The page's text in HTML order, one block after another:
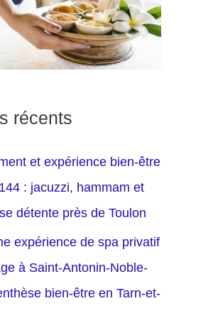
récents
et expérience bien-être
: jacuzzi, hammam et
détente près de Toulon
expérience de spa privatif
à Saint-Antonin-Noble-
bien-être en Tarn-et-